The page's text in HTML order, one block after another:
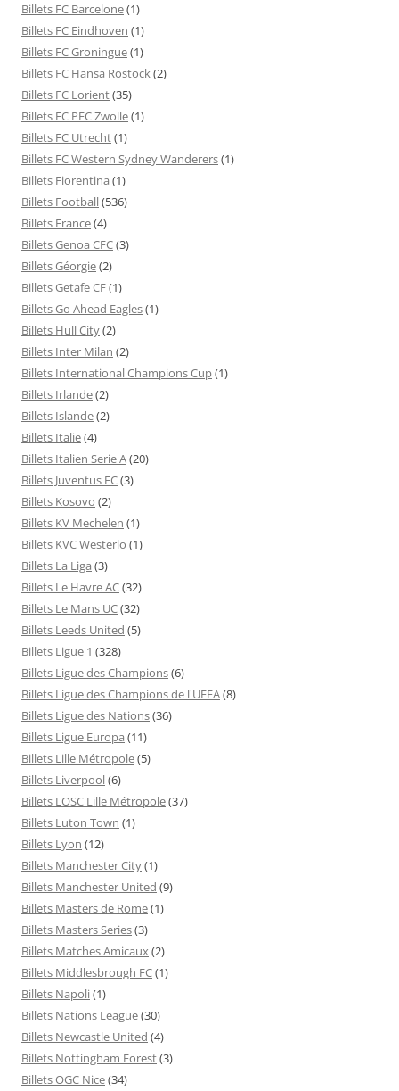
Billets FC Barcelone(1)
Billets FC Eindhoven (1)
Billets FC Groningue(1)
Billets FC Hansa Rostock(2)
Billets FC Lorient(35)
Billets FC PEC Zwolle(1)
Billets FC Utrecht(1)
Billets FC Western Sydney Wanderers(1)
Billets Fiorentina (1)
Billets Football(536)
Billets France(4)
Billets Genoa CFC(3)
Billets Géorgie(2)
Billets Getafe CF(1)
Billets Go Ahead Eagles(1)
Billets Hull City(2)
Billets Inter Milan (2)
Billets International Champions Cup(1)
Billets Irlande(2)
Billets Islande(2)
Billets Italie(4)
Billets Italien Serie A(20)
Billets Juventus FC(3)
Billets Kosovo (2)
Billets KV Mechelen (1)
Billets KVC Westerlo (1)
Billets La Liga (3)
Billets Le Havre AC(32)
Billets Le Mans UC(32)
Billets Leeds United (5)
Billets Ligue 1 (328)
Billets Ligue des Champions(6)
Billets Ligue des Champions de l'UEFA(8)
Billets Ligue des Nations(36)
Billets Ligue Europa (11)
Billets Lille Métropole(5)
Billets Liverpool(6)
Billets LOSC Lille Métropole(37)
Billets Luton Town (1)
Billets Lyon (12)
Billets Manchester City(1)
Billets Manchester United (9)
Billets Masters de Rome(1)
Billets Masters Series(3)
Billets Matches Amicaux(2)
Billets Middlesbrough FC(1)
Billets Napoli(1)
Billets Nations League(30)
Billets Newcastle United (4)
Billets Nottingham Forest(3)
Billets OGC Nice(34)